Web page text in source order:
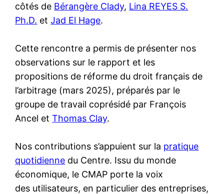
côtés de Bérangère Clady, Lina REYES S.
Ph.D. etJad El Hage.
Cette rencontre a permis de présenter nos
observations sur le rapport et les
propositions de réforme du droit français de
l’arbitrage (mars 2025), préparés par le
groupe de travail coprésidé par François
Ancel etThomas Clay.
Nos contributions s’appuient sur la pratique
quotidienne du Centre. Issu du monde
économique, le CMAP porte la voix
des utilisateurs, en particulier des entreprises,